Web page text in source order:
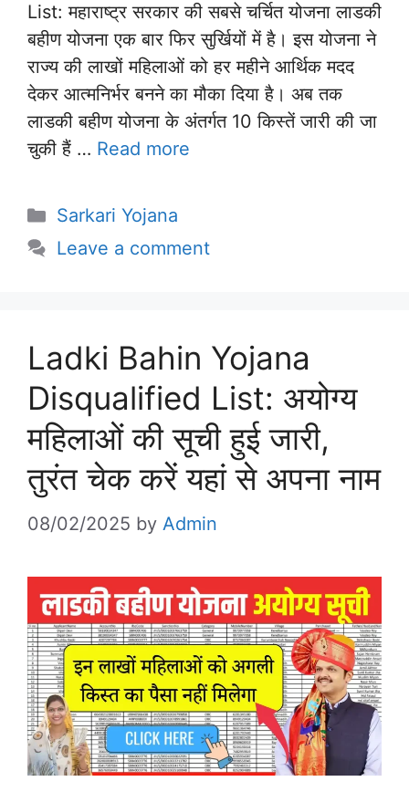
List: महाराष्ट्र सरकार की सबसे चर्चित योजना लाडकी
बहीण योजना एक बार फिर सुर्खियों में है। इस योजना ने
राज्य की लाखों महिलाओं को हर महीने आर्थिक मदद
देकर आत्मनिर्भर बनने का मौका दिया है। अब तक
लाडकी बहीण योजना के अंतर्गत 10 किस्तें जारी की जा
चुकी हैं … Read more
Categories
Sarkari Yojana
Leave a comment
Ladki Bahin Yojana
Disqualified List: अयोग्य
महिलाओं की सूची हुई जारी,
तुरंत चेक करें यहां से अपना नाम
08/02/2025 by Admin